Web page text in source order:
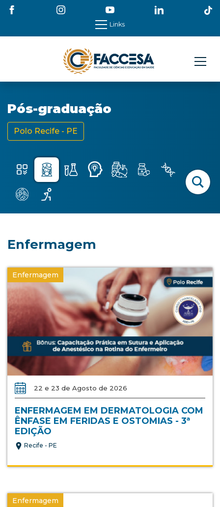
Links
Pós-graduação
Polo Recife - PE
Enfermagem
Enfermagem
22 e 23 de Agosto de 2026
ENFERMAGEM EM DERMATOLOGIA COM
ÊNFASE EM FERIDAS E OSTOMIAS - 3ª
EDIÇÃO
Recife - PE
Enfermagem